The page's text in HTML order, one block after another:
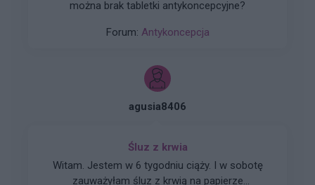
można brak tabletki antykoncepcyjne?
Forum: Antykoncepcja
agusia8406
Śluz z krwia
Witam. Jestem w 6 tygodniu ciąży. I w sobotę
zauważyłam śluz z krwią na papierze